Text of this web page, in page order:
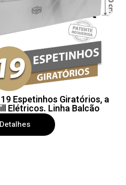
Espetinhos Giratórios, a
Elétricos. Linha Balcão
Detalhes